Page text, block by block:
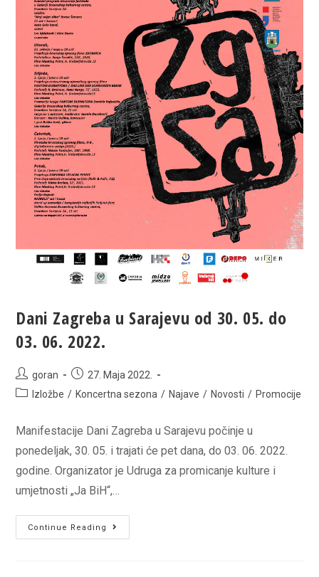
do
19:30
sati
na
Trebeviću
–
plato
iznad
Trebevićke
žičare
Dani Zagreba u Sarajevu od 30. 05. do
03. 06. 2022.
Post
author:
goran
Post
published:
27. Maja 2022.
PostIzložbe / Koncertna sezona / Najave / Novosti / Promocije
Manifestacije Dani Zagreba u Sarajevu počinje u
ponedeljak, 30. 05. i trajati će pet dana, do 03. 06. 2022.
godine. Organizator je Udruga za promicanje kulture i
umjetnosti „Ja BiH“,…
Continue Reading
Zagreba